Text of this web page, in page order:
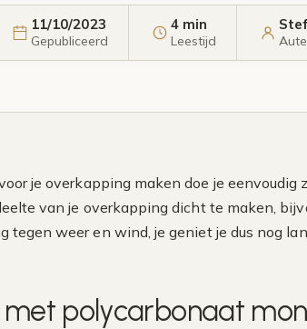
11/10/2023
Gepubliceerd
4 min
Leestijd
je overkapping maken doe je eenvoudig
van je overkapping dicht te maken,
tegen weer en wind, je geniet je dus nog
met polycarbonaat